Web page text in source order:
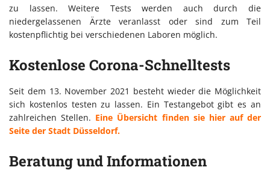
zu lassen. Weitere Tests werden auch durch die
niedergelassenen Ärzte veranlasst oder sind zum Teil
kostenpflichtig bei verschiedenen Laboren möglich.
Kostenlose Corona-Schnelltests
Seit dem 13. November 2021 besteht wieder die Möglichkeit
sich kostenlos testen zu lassen. Ein Testangebot gibt es an
zahlreichen Stellen. Eine Übersicht finden sie hier auf der
Seite der Stadt Düsseldorf.
Beratung und Informationen